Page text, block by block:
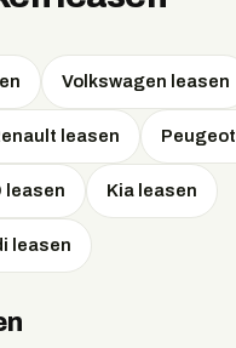
Volkswagen leasen
leasen Peugeot
leasen Kia leasen
leasen